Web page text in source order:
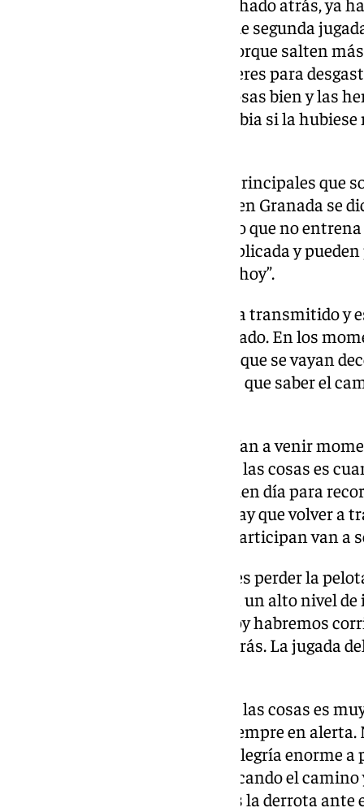
0-3 y era porque ellos llegaban de segunda
no llegábamos. No te hunden porque salten
más activos. La posesión la quieres para
momentos, hemos hecho las cosas bien y las
Pero nos ha faltado. La de Larrubia si la
Cambio de Yanis. “Los actores principales
hacer lo mejor posible. Cuando en Granada se
Cordero son todos. Si hay alguno que no
Estamos en una categoría complicada y
individualicemos en días como hoy”.
Afición. «Lo que la afición nos ha transmitido y
es brutal. Ellos siempre han estado. En los
siempre han estado. Es normal que se vayan
que levantar por ellos. Tenemos que saber el
Trabajo moral. “Es un partido. Van a venir
momentos donde no salen bien las cosas es
fuertes. Cuando no tienes un buen día para
dónde vienes. Es importante. Hay que volver a
muy limpia. Jugadores que no participan van a
Más corazón que cabeza. “Puedes perder la
precisos. Hay rivales que exigen un alto nivel
estas pérdidas. Seguramente hoy habremos
perdido el balón y correr para atrás. La jugada
Derrota. “El cómo y el porqué de las cosas es
este resultado. Hay que estar siempre en
Deportivo que vendrá con una alegría enorme
antes. Tenemos que seguir marcando el
la clave”, terminaba Pellicer tras la derrota ante